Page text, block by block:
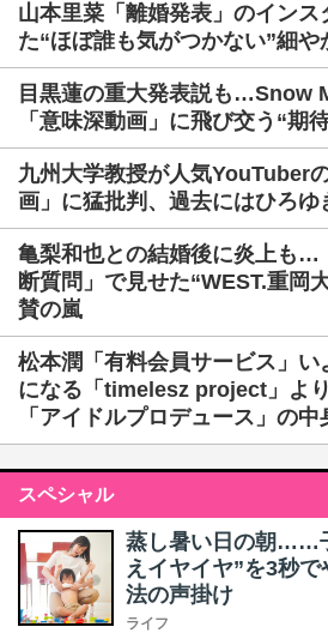
山本里菜「離婚発表」のインス
た“ほぼ誰も気がつかない”細や
目黒蓮の重大発表説も…Snow
「意味深動画」に飛び交う“期
九州大学教授が人気YouTuber
画」に猛批判、過去にはひろ
亀梨和也との結婚後に炎上も…
断質問」で見せた“WEST.重岡
賛の嵐
松本潤「有料会員サービス」
になる「timelesz project」よ
「アイドルプロデュース」の中
スペシャル
蒸し暑い日の朝……
えイヤイヤ”を3秒
法の声掛け
ライフ